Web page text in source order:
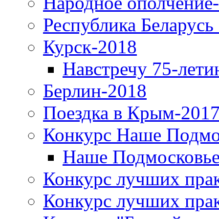
Республика
Курск-2018
Навстречу 75-
Берлин-2018
Поездка в Крым-
Конкурс Наше
Наше
Конкурс лучших
Конкурс лучших